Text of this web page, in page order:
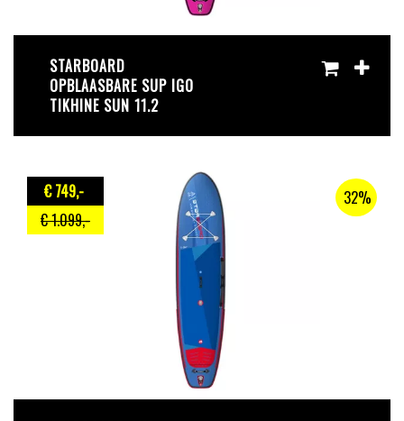
STARBOARD
OPBLAASBARE SUP IGO
TIKHINE SUN 11.2
€ 749,-
€ 1.099,-
32%